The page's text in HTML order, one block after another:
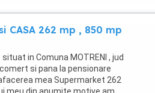
CASA 262 mp , 850 mp
in Comuna MOTRENI , jud
si pana la pensionare
mea Supermarket 262